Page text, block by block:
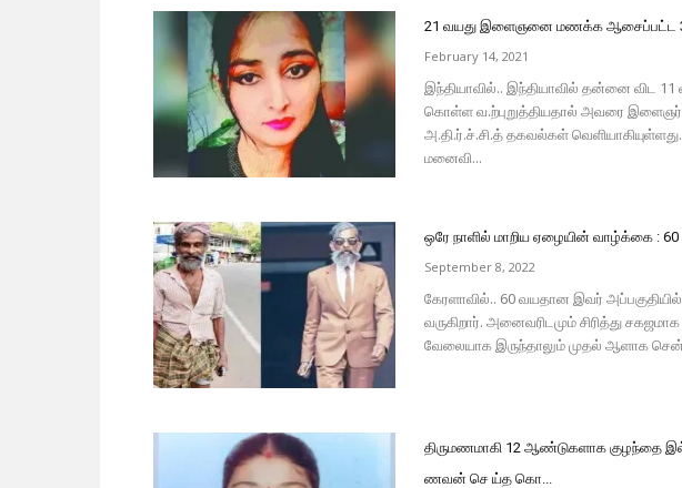
21 வயது இளைஞனை மணக்க ஆசைப்பட்ட
February 14, 2021
இந்தியாவில்.. இந்தியாவில் தன்னை விட
கொள்ள வ.ற்புறுத்தியதால் அவரை
அ.தி.ர்.ச்.சி.த் தகவல்கள்
மனைவி...
ஒரே நாளில் மாறிய ஏழையின் வாழ்க்கை : 60
September 8, 2022
கேரளாவில்.. 60 வயதான இவர்
வருகிறார். அனைவரிடமும் சிரித்து
வேலையாக இருந்தாலும் முதல் ஆளாக
திருமணமாகி 12 ஆண்டுகளாக குழந்தை
ணவன் செ ய்த கொ...